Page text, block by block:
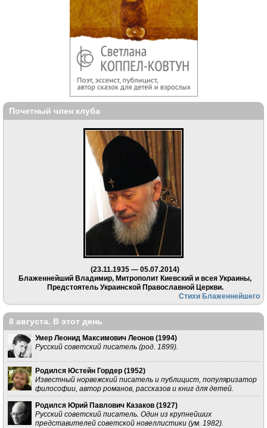
Почетный член клуба
(23.11.1935 — 05.07.2014)
Блаженнейший Владимир, Митрополит Киевский и всея Украины,
Предстоятель Украинской Православной Церкви.
Стихи Блаженнейшего
8 августа. В этот день
Умер Леонид Максимович Леонов (1994)
Русский советский писатель (род. 1899).
Родился Юстейн Гордер (1952)
Известный норвежский писатель и публицист, популяризатор
философии, автор романов, рассказов и книг для детей.
Родился Юрий Павлович Казаков (1927)
Русский советский писатель. Один из крупнейших
представителей советской новеллистики (ум. 1982).